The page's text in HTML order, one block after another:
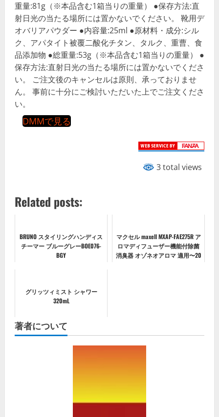
重量:81g（※本品含む1箱当りの重量） ●保存方法:直
射日光の当たる場所には置かないでください。 靴用デ
オバリアパウダー ●内容量:25ml ●原材料・成分:シル
ク、アパタイト被覆二酸化チタン、タルク、重曹、食
品添加物 ●総重量:53g（※本品含む1箱当りの重量） ●
保存方法:直射日光の当たる場所には置かないでくださ
い。 ご注文後のキャンセルは原則、承っておりませ
ん。 事前に十分にご検討いただいた上でご注文くださ
い。
DMMで見る
3 total views
Related posts:
BRUNO スタイリングハンディス
チーマー ブルーグレーBOE076-
BGY
マクセル maxell MXAP-FAE275R ア
ロマディフューザー機能付除菌
消臭器 オゾネオアロマ 適用〜20
グリッツィミスト シャワー
320mL
著者について